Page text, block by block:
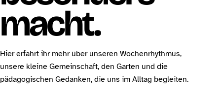
macht.
Hier erfahrt ihr mehr über unseren Wochenrhythmus,
unsere kleine Gemeinschaft, den Garten und die
pädagogischen Gedanken, die uns im Alltag begleiten.